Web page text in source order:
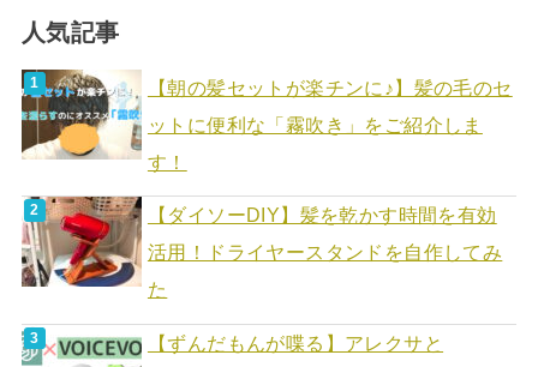
人気記事
【朝の髪セットが楽チンに♪】髪の毛のセ
ットに便利な「霧吹き」をご紹介しま
す！
【ダイソーDIY】髪を乾かす時間を有効
活用！ドライヤースタンドを自作してみ
た
【ずんだもんが喋る】アレクサと